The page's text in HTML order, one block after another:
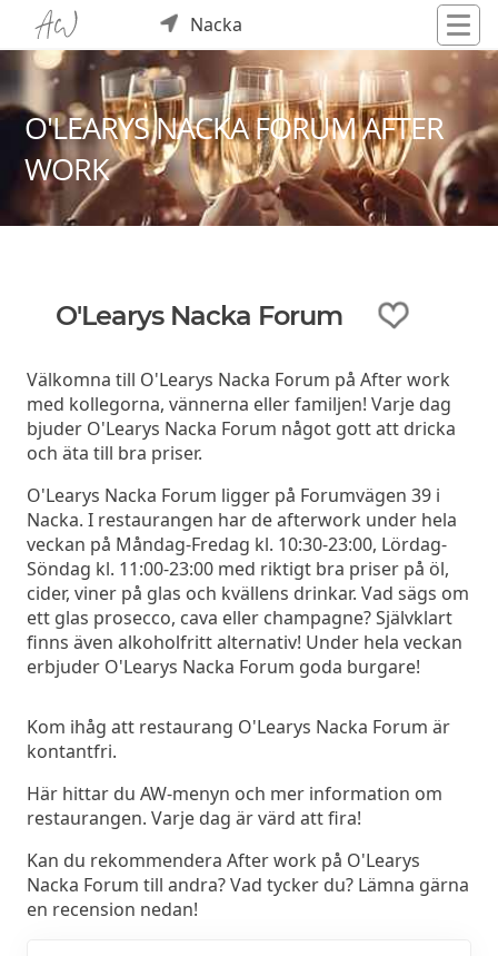
Nacka
O'LEARYS NACKA FORUM AFTER
WORK
O'Learys Nacka Forum
Välkomna till O'Learys Nacka Forum på After work
med kollegorna, vännerna eller familjen! Varje dag
bjuder O'Learys Nacka Forum något gott att dricka
och äta till bra priser.
O'Learys Nacka Forum ligger på Forumvägen 39 i
Nacka. I restaurangen har de afterwork under hela
veckan på Måndag-Fredag kl. 10:30-23:00, Lördag-
Söndag kl. 11:00-23:00 med riktigt bra priser på öl,
cider, viner på glas och kvällens drinkar. Vad sägs om
ett glas prosecco, cava eller champagne? Självklart
finns även alkoholfritt alternativ! Under hela veckan
erbjuder O'Learys Nacka Forum goda burgare!
Kom ihåg att restaurang O'Learys Nacka Forum är
kontantfri.
Här hittar du AW-menyn och mer information om
restaurangen. Varje dag är värd att fira!
Kan du rekommendera After work på O'Learys
Nacka Forum till andra? Vad tycker du? Lämna gärna
en recension nedan!